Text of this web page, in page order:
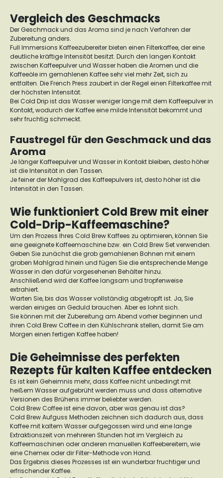
Vergleich des Geschmacks
Der Geschmack und das Aroma sind je nach Verfahren der
Zubereitung anders.
Full Immersions Kaffeezubereiter bieten einen Filterkaffee, der eine
deutliche kräftige Intensität besitzt. Durch den langen Kontakt
zwischen Kaffeepulver und Wasser haben die Aromen und die
Kaffeeöle im gemahlenen Kaffee sehr viel mehr Zeit, sich zu
entfalten. Die French Press zaubert in der Regel einen Filterkaffee mit
der höchsten Intensität.
Bei Cold Drip ist das Wasser weniger lange mit dem Kaffeepulver in
Kontakt, wodurch der Kaffee eine milde Intensität bekommt und
sehr fruchtig schmeckt.
Faustregel für den Geschmack und das
Aroma
Je länger Kaffeepulver und Wasser in Kontakt bleiben, desto höher
ist die Intensität in den Tassen.
Je feiner der Mahlgrad des Kaffeepulvers ist, desto höher ist die
Intensität in den Tassen.
Wie funktioniert Cold Brew mit einer
Cold-Drip-Kaffeemaschine?
Um den Prozess Ihres Cold Brew Kaffees zu optimieren, können Sie
eine geeignete Kaffeemaschine bzw. ein Cold Brew Set verwenden.
Geben Sie zunächst die grob gemahlenen Bohnen mit einem
groben Mahlgrad hinein und fügen Sie die entsprechende Menge
Wasser in den dafür vorgesehenen Behälter hinzu.
Anschließend wird der Kaffee langsam und tropfenweise
extrahiert.
Warten Sie, bis das Wasser vollständig abgetropft ist. Ja, Sie
werden einiges an Geduld brauchen. Aber es lohnt sich.
Sie können mit der Zubereitung am Abend vorher beginnen und
ihren Cold Brew Coffee in den Kühlschrank stellen, damit Sie am
Morgen einen fertigen Kaffee haben!
Die Geheimnisse des perfekten
Rezepts für kalten Kaffee entdecken
Es ist kein Geheimnis mehr, dass Kaffee nicht unbedingt mit
heißem Wasser aufgebrüht werden muss und dass alternative
Versionen des Brühens immer beliebter werden.
Cold Brew Coffee ist eine davon, aber was genau ist das?
Cold Brew Aufguss Methoden zeichnen sich dadurch aus, dass
Kaffee mit kaltem Wasser aufgegossen wird und eine lange
Extraktionszeit von mehreren Stunden hat im Vergleich zu
Kaffeemaschinen oder anderen manuellen Kaffeebereitern, wie
eine Chemex oder dir Filter-Methode von Hand.
Das Ergebnis dieses Prozesses ist ein wunderbar fruchtiger und
erfrischender Kaffee.